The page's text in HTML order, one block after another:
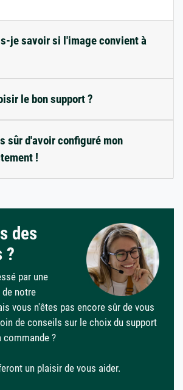
je savoir si l'image convient à
le bon support ?
sûr d'avoir configuré mon
!
des
?
par une
notre
vous n'êtes pas encore sûr de vous
de conseils sur le choix du support
commande ?
un plaisir de vous aider.